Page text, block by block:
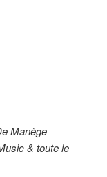
Manège
& toute le